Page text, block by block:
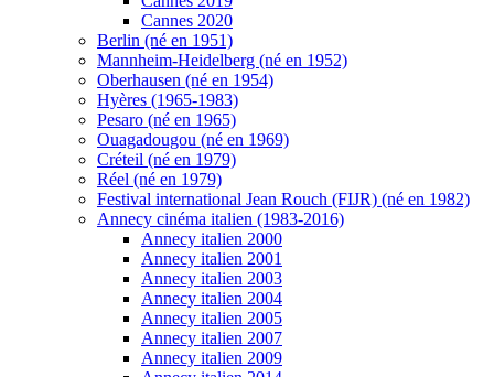
Cannes 2020
Berlin (né en 1951)
Mannheim-Heidelberg (né en 1952)
Oberhausen (né en 1954)
Hyères (1965-1983)
Pesaro (né en 1965)
Ouagadougou (né en 1969)
Créteil (né en 1979)
Réel (né en 1979)
Festival international Jean Rouch (FIJR) (né en 1982)
Annecy cinéma italien (1983-2016)
Annecy italien 2000
Annecy italien 2001
Annecy italien 2003
Annecy italien 2004
Annecy italien 2005
Annecy italien 2007
Annecy italien 2009